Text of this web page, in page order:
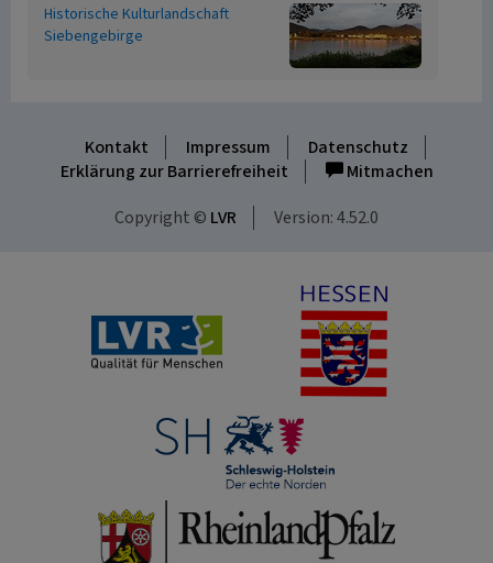
Historische Kulturlandschaft
Siebengebirge
Kontakt Impressum
Datenschutz
Erklärung zur Barrierefreiheit
Mitmachen
Copyright © LVR Version: 4.52.0